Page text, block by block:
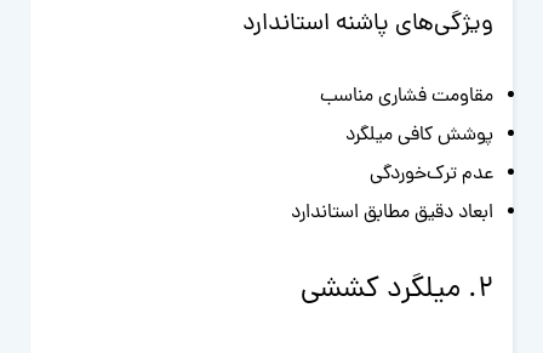
ویژگی‌های پاشنه استاندارد
مقاومت فشاری مناسب
پوشش کافی میلگرد
عدم ترک‌خوردگی
ابعاد دقیق مطابق استاندارد
۲. میلگرد کششی